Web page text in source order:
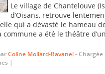
Le village de Chantelouve
d’Oisans, retrouve
qui a dévasté le hameau
a été le théâtre
Coline Mollard-Ravanel- Chargée
|